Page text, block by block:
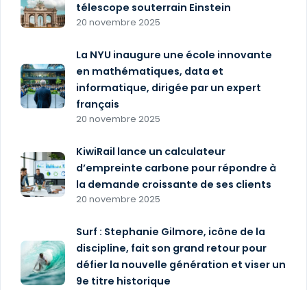
télescope souterrain Einstein
20 novembre 2025
La NYU inaugure une école innovante
en mathématiques, data et
informatique, dirigée par un expert
français
20 novembre 2025
KiwiRail lance un calculateur
d’empreinte carbone pour répondre à
la demande croissante de ses clients
20 novembre 2025
Surf : Stephanie Gilmore, icône de la
discipline, fait son grand retour pour
défier la nouvelle génération et viser un
9e titre historique